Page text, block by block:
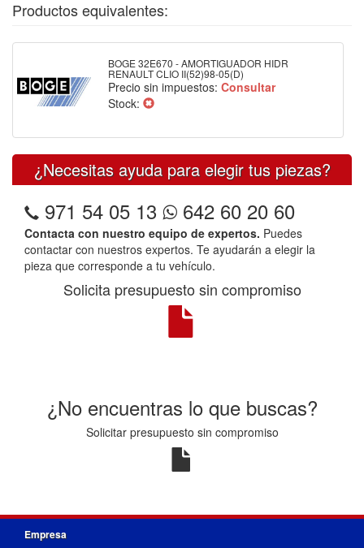
Productos equivalentes:
BOGE 32E670 - AMORTIGUADOR HIDR
RENAULT CLIO II(52)98-05(D)
Precio sin impuestos: Consultar
Stock:
¿Necesitas ayuda para elegir tus piezas?
971 54 05 13 642 60 20 60
Contacta con nuestro equipo de expertos. Puedes
contactar con nuestros expertos. Te ayudarán a elegir la
pieza que corresponde a tu vehículo.
Solicita presupuesto sin compromiso
¿No encuentras lo que buscas?
Solicitar presupuesto sin compromiso
Empresa